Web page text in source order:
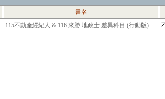
書名
115不動產經紀人 & 116 來勝 地政士 差異科目 (行動版)